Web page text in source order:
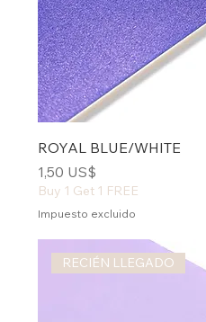
ROYAL BLUE/WHITE
Precio
1,50 US$
Buy 1 Get 1 FREE
Impuesto excluido
RECIÉN LLEGADO